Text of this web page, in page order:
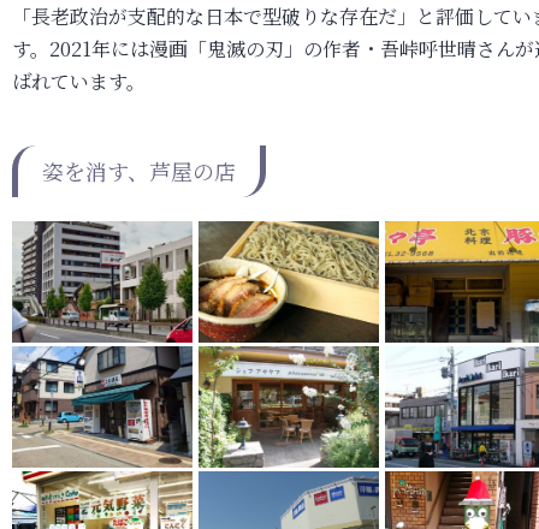
「長老政治が支配的な日本で型破りな存在だ」と評価してい
す。2021年には漫画「鬼滅の刃」の作者・吾峠呼世晴さん
ばれています。
姿を消す、芦屋の店